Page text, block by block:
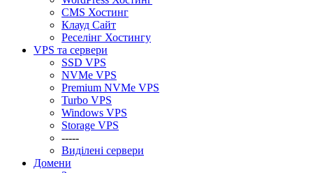
CMS Хостинг
Клауд Сайт
Реселінг Хостингу
VPS та сервери
SSD VPS
NVMe VPS
Premium NVMe VPS
Turbo VPS
Windows VPS
Stоrage VPS
-----
Виділені сервери
Домени